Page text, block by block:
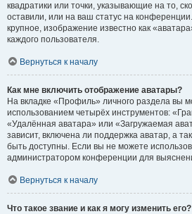
квадратики или точки, указывающие на то,
оставили, или на ваш статус на
крупное, изображение известно как
каждого пользователя.
Вернуться к началу
Как мне включить отображение аватары?
На вкладке «Профиль» личного раздела вы
использованием четырёх инструментов:
«Удалённая аватара» или «Загружаемая
зависит, включена ли поддержка аватар, а
быть доступны. Если вы не можете
администратором конференции для
Вернуться к началу
Что такое звание и как я могу изменить его?